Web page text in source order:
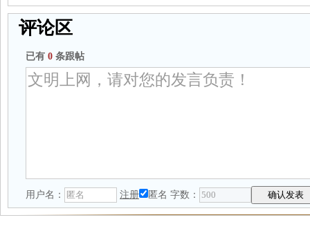
评论区
已有 0 条跟帖
用户名： 注册 匿名 字数：